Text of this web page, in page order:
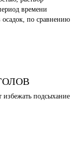
времени
осадок, по сравнению
подсыхание